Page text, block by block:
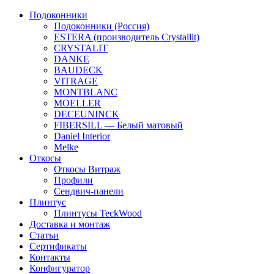
Подоконники
Подоконники (Россия)
ESTERA (производитель Crystallit)
CRYSTALIT
DANKE
BAUDECK
VITRAGE
MONTBLANC
MOELLER
DECEUNINCK
FIBERSILL — Белый матовый
Daniel Interior
Melke
Откосы
Откосы Витраж
Профили
Сендвич-панели
Плинтус
Плинтусы TeckWood
Доставка и монтаж
Статьи
Сертификаты
Контакты
Конфигуратор